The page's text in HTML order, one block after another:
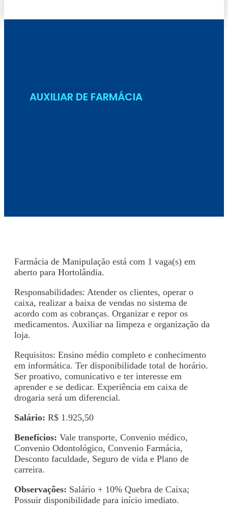
AUXILIAR DE FARMÁCIA
Farmácia de Manipulação está com 1 vaga(s) em
aberto para Hortolândia.
Responsabilidades: Atender os clientes, operar o
caixa, realizar a baixa de vendas no sistema de
acordo com as cobranças. Organizar e repor os
medicamentos. Auxiliar na limpeza e organização da
loja.
Requisitos: Ensino médio completo e conhecimento
em informática. Ter disponibilidade total de horário.
Ser proativo, comunicativo e ter interesse em
aprender e se dedicar. Experiência em caixa de
drogaria será um diferencial.
Salário: R$ 1.925,50
Benefícios: Vale transporte, Convenio médico,
Convenio Odontológico, Convenio Farmácia,
Desconto faculdade, Seguro de vida e Plano de
carreira.
Observações: Salário + 10% Quebra de Caixa;
Possuir disponibilidade para início imediato.